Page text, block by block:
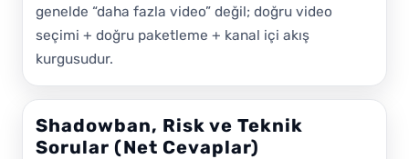
genelde “daha fazla video” değil; doğru video
seçimi + doğru paketleme + kanal içi akış
kurgusudur.
Shadowban, Risk ve Teknik
Sorular (Net Cevaplar)